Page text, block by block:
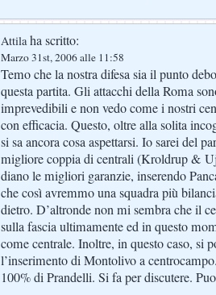
Attilaha scritto:
Marzo 31st, 2006 alle 11:58
Temo che la nostra difesa sia il punto
questa partita. Gli attacchi della Roma
imprevedibili e non vedo come i nostri
con efficacia. Questo, oltre alla solita
si sa ancora cosa aspettarsi. Io sarei del
migliore coppia di centrali (Kroldrup &
diano le migliori garanzie, inserendo
che così avremmo una squadra più
dietro. D’altronde non mi sembra che il
sulla fascia ultimamente ed in questo
come centrale. Inoltre, in questo caso, si
l’inserimento di Montolivo a
100% di Prandelli. Si fa per discutere.